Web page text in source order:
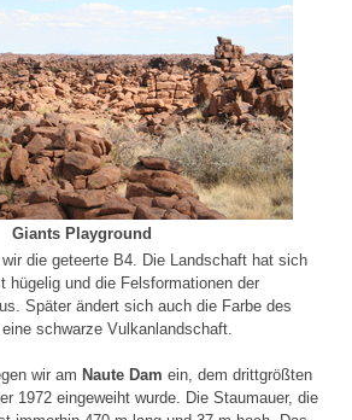
Giants Playground
die geteerte B4. Die Landschaft hat sich
hügelig und die Felsformationen der
Später ändert sich auch die Farbe des
schwarze Vulkanlandschaft.
wir am Naute Dam ein, dem drittgrößten
1972 eingeweiht wurde. Die Staumauer, die